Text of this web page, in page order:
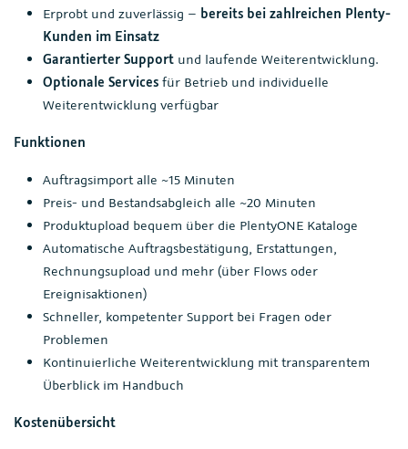
Erprobt und zuverlässig – bereits bei zahlreichen Plenty-
Kunden im Einsatz
Garantierter Support und laufende Weiterentwicklung.
Optionale Services für Betrieb und individuelle
Weiterentwicklung verfügbar
Funktionen
Auftragsimport alle ~15 Minuten
Preis- und Bestandsabgleich alle ~20 Minuten
Produktupload bequem über die PlentyONE Kataloge
Automatische Auftragsbestätigung, Erstattungen,
Rechnungsupload und mehr (über Flows oder
Ereignisaktionen)
Schneller, kompetenter Support bei Fragen oder
Problemen
Kontinuierliche Weiterentwicklung mit transparentem
Überblick im Handbuch
Kostenübersicht